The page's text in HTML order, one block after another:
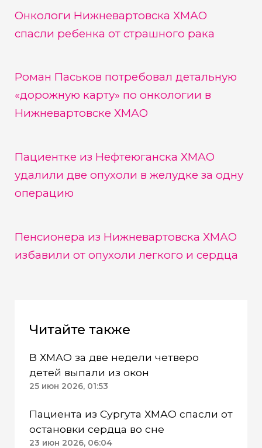
Онкологи Нижневартовска ХМАО
спасли ребенка от страшного рака
Роман Паськов потребовал детальную
«дорожную карту» по онкологии в
Нижневартовске ХМАО
Пациентке из Нефтеюганска ХМАО
удалили две опухоли в желудке за одну
операцию
Пенсионера из Нижневартовска ХМАО
избавили от опухоли легкого и сердца
Читайте также
В ХМАО за две недели четверо
детей выпали из окон
25 июн 2026, 01:53
Пациента из Сургута ХМАО спасли от
остановки сердца во сне
23 июн 2026, 06:04